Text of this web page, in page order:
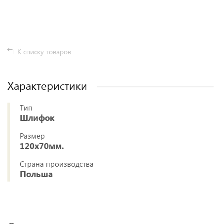
К списку товаров
Характеристики
Тип
Шлифок
Размер
120x70мм.
Страна производства
Польша